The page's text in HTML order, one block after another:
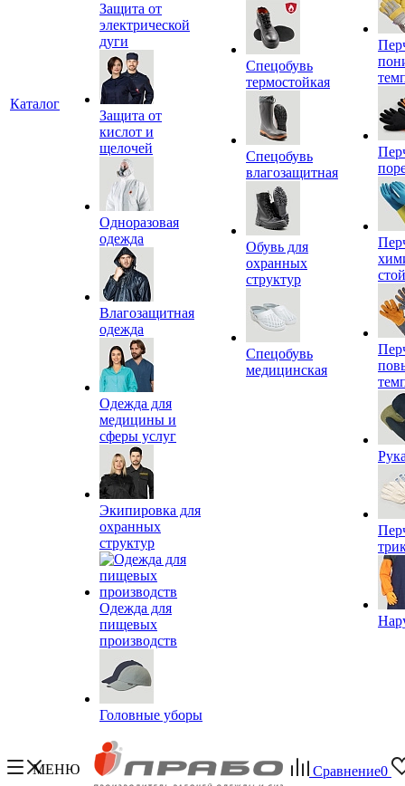
Каталог
Защита от
электрической
дуги
Защита от
кислот и
щелочей
Одноразовая
одежда
Влагозащитная
одежда
Одежда для
медицины и
сферы услуг
Экипировка для
охранных
структур
Одежда для
пищевых
производств
Головные уборы
Спецобувь
термостойкая
Спецобувь
влагозащитная
Обувь для
охранных
структур
Спецобувь
медицинская
МЕНЮ Сравнение0